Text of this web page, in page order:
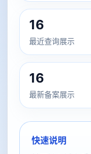
16
最近查询展示
16
最新备案展示
快速说明